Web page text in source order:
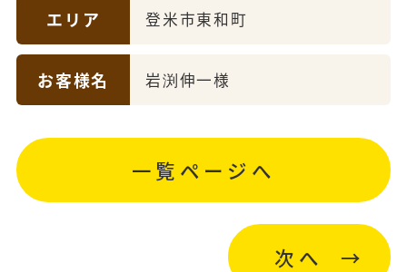
エリア 登米市東和町
お客様名 岩渕伸一様
一覧ページへ
次へ